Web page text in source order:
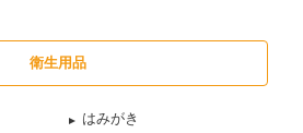
衛生用品
はみがき